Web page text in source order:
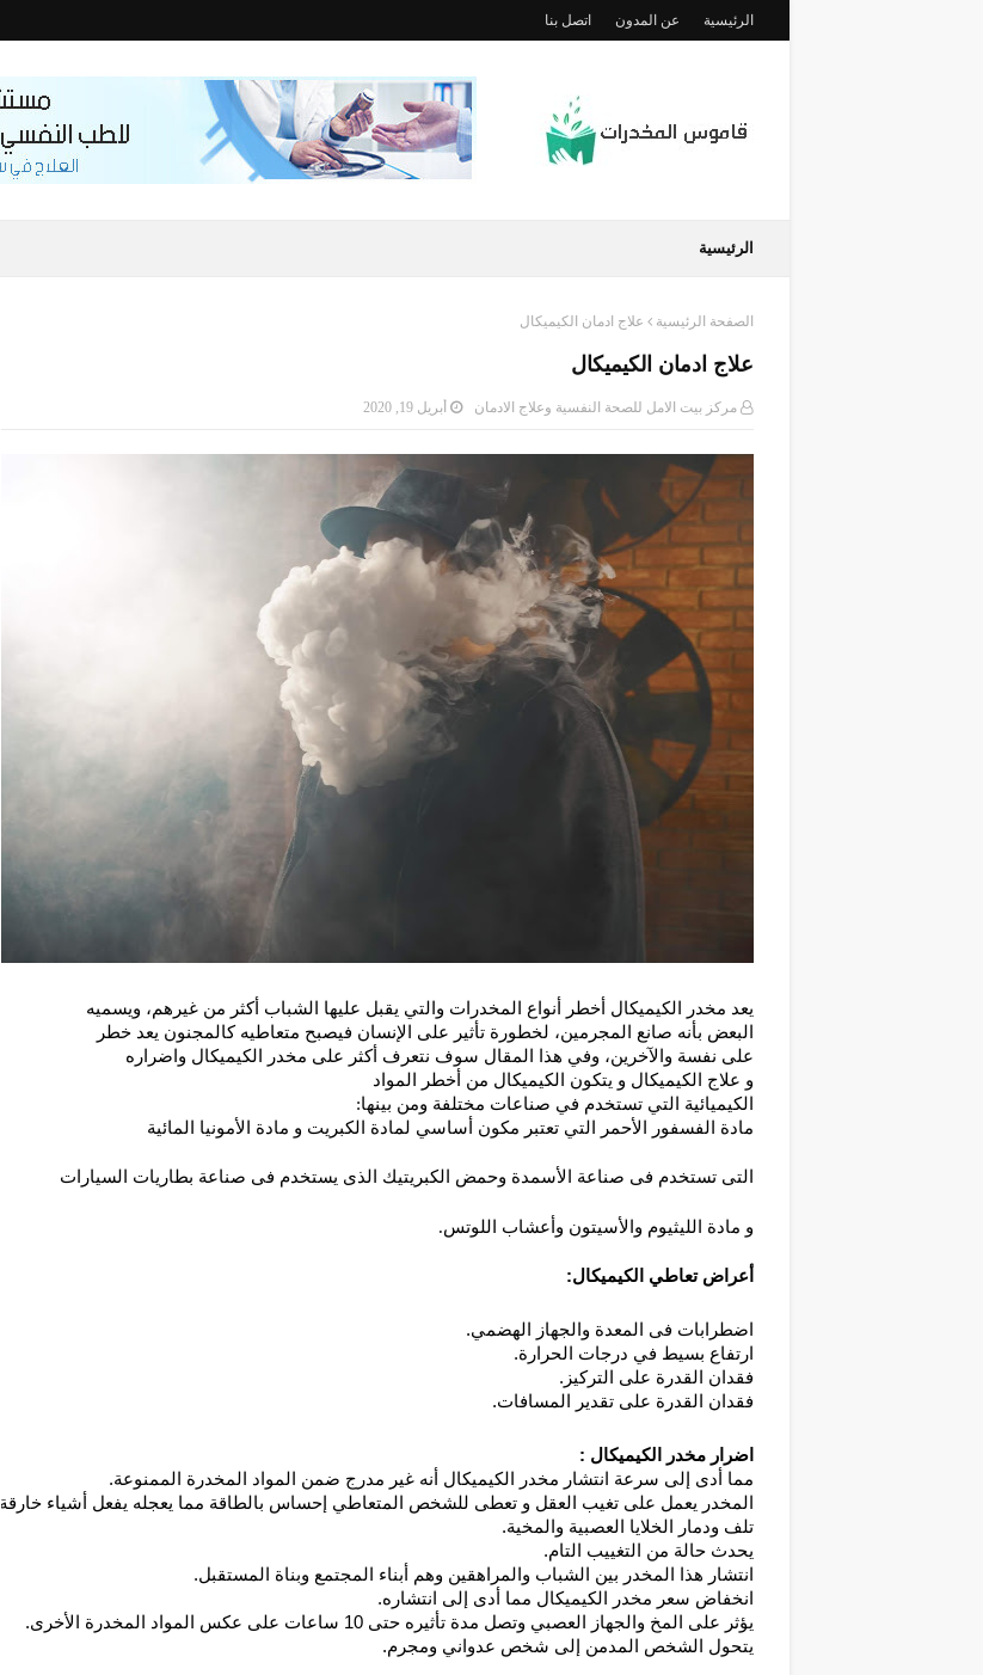
الرئيسية عن المدون اتصل بنا
الرئيسية
الصفحة الرئيسية علاج ادمان الكيميكال
علاج ادمان الكيميكال
مركز بيت الامل للصحة النفسية وعلاج الادمان أبريل 19, 2020
يعد مخدر الكيميكال أخطر أنواع المخدرات والتي يقبل عليها الشباب أكثر من غيرهم، ويسميه
البعض بأنه صانع المجرمين، لخطورة تأثير على الإنسان فيصبح متعاطيه كالمجنون يعد خطر
على نفسة والآخرين، وفي هذا المقال سوف نتعرف أكثر على مخدر الكيميكال واضراره
و علاج الكيميكال و يتكون الكيميكال من أخطر المواد
الكيميائية التي تستخدم في صناعات مختلفة ومن بينها:
مادة الفسفور الأحمر التي تعتبر مكون أساسي لمادة الكبريت و مادة الأمونيا المائية
التى تستخدم فى صناعة الأسمدة وحمض الكبريتيك الذى يستخدم فى صناعة بطاريات السيارات
و مادة الليثيوم والأسيتون وأعشاب اللوتس.
أعراض تعاطي الكيميكال:
اضطرابات فى المعدة والجهاز الهضمي.
ارتفاع بسيط في درجات الحرارة.
فقدان القدرة على التركيز.
فقدان القدرة على تقدير المسافات.
اضرار مخدر الكيميكال :
مما أدى إلى سرعة انتشار مخدر الكيميكال أنه غير مدرج ضمن المواد المخدرة الممنوعة.
المخدر يعمل على تغيب العقل و تعطى للشخص المتعاطي إحساس بالطاقة مما يعجله يفعل أشياء خارقة.
تلف ودمار الخلايا العصبية والمخية.
يحدث حالة من التغييب التام.
انتشار هذا المخدر بين الشباب والمراهقين وهم أبناء المجتمع وبناة المستقبل.
انخفاض سعر مخدر الكيميكال مما أدى إلى انتشاره.
يؤثر على المخ والجهاز العصبي وتصل مدة تأثيره حتى 10 ساعات على عكس المواد المخدرة الأخرى.
يتحول الشخص المدمن إلى شخص عدواني ومجرم.